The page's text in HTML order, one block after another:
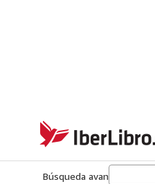
IberLibro.com
Búsqueda avanzada